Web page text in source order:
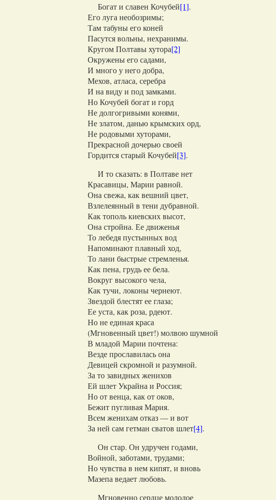
Богат и славен Кочубей[1].
Его луга необозримы;
Там табуны его коней
Пасутся вольны, нехранимы.
Кругом Полтавы хутора[2]
Окружены его садами,
И много у него добра,
Мехов, атласа, серебра
И на виду и под замками.
Но Кочубей богат и горд
Не долгогривыми конями,
Не златом, данью крымских орд,
Не родовыми хуторами,
Прекрасной дочерью своей
Гордится старый Кочубей[3].
И то сказать: в Полтаве нет
Красавицы, Марии равной.
Она свежа, как вешний цвет,
Взлелеянный в тени дубравной.
Как тополь киевских высот,
Она стройна. Ее движенья
То лебедя пустынных вод
Напоминают плавный ход,
То лани быстрые стремленья.
Как пена, грудь ее бела.
Вокруг высокого чела,
Как тучи, локоны чернеют.
Звездой блестят ее глаза;
Ее уста, как роза, рдеют.
Но не единая краса
(Мгновенный цвет!) молвою шумной
В младой Марии почтена:
Везде прославилась она
Девицей скромной и разумной.
За то завидных женихов
Ей шлет Украйна и Россия;
Но от венца, как от оков,
Бежит пугливая Мария.
Всем женихам отказ — и вот
За ней сам гетман сватов шлет[4].
Он стар. Он удручен годами,
Войной, заботами, трудами;
Но чувства в нем кипят, и вновь
Мазепа ведает любовь.
Мгновенно сердце молодое